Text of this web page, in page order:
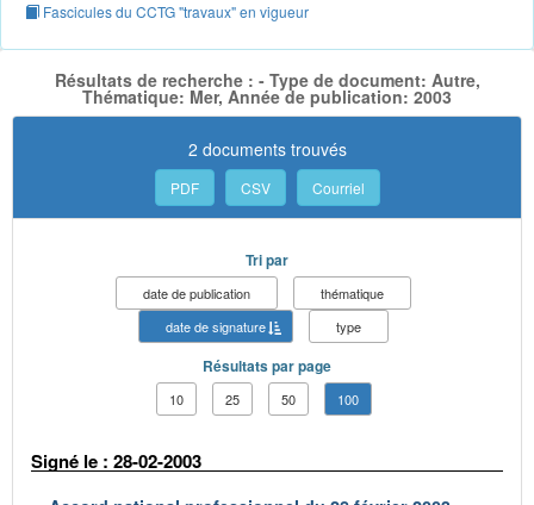
Fascicules du CCTG "travaux" en vigueur
Résultats de recherche : - Type de document: Autre,
Thématique: Mer, Année de publication: 2003
2 documents trouvés
PDF CSV Courriel
Tri par
date de publication
thématique
date de signature
type
Résultats par page
10 25 50 100
Signé le : 28-02-2003